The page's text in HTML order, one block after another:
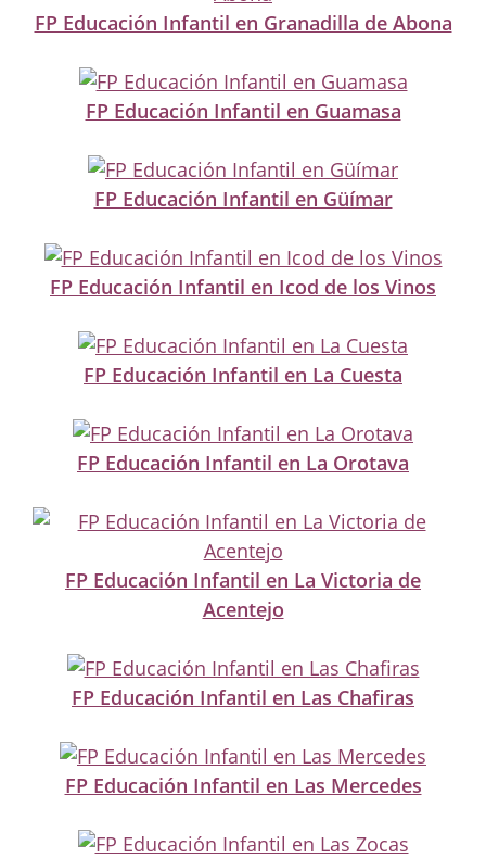
FP Educación Infantil en Granadilla de Abona
FP Educación Infantil en Guamasa
FP Educación Infantil en Güímar
FP Educación Infantil en Icod de los Vinos
FP Educación Infantil en La Cuesta
FP Educación Infantil en La Orotava
FP Educación Infantil en La Victoria de
Acentejo
FP Educación Infantil en Las Chafiras
FP Educación Infantil en Las Mercedes